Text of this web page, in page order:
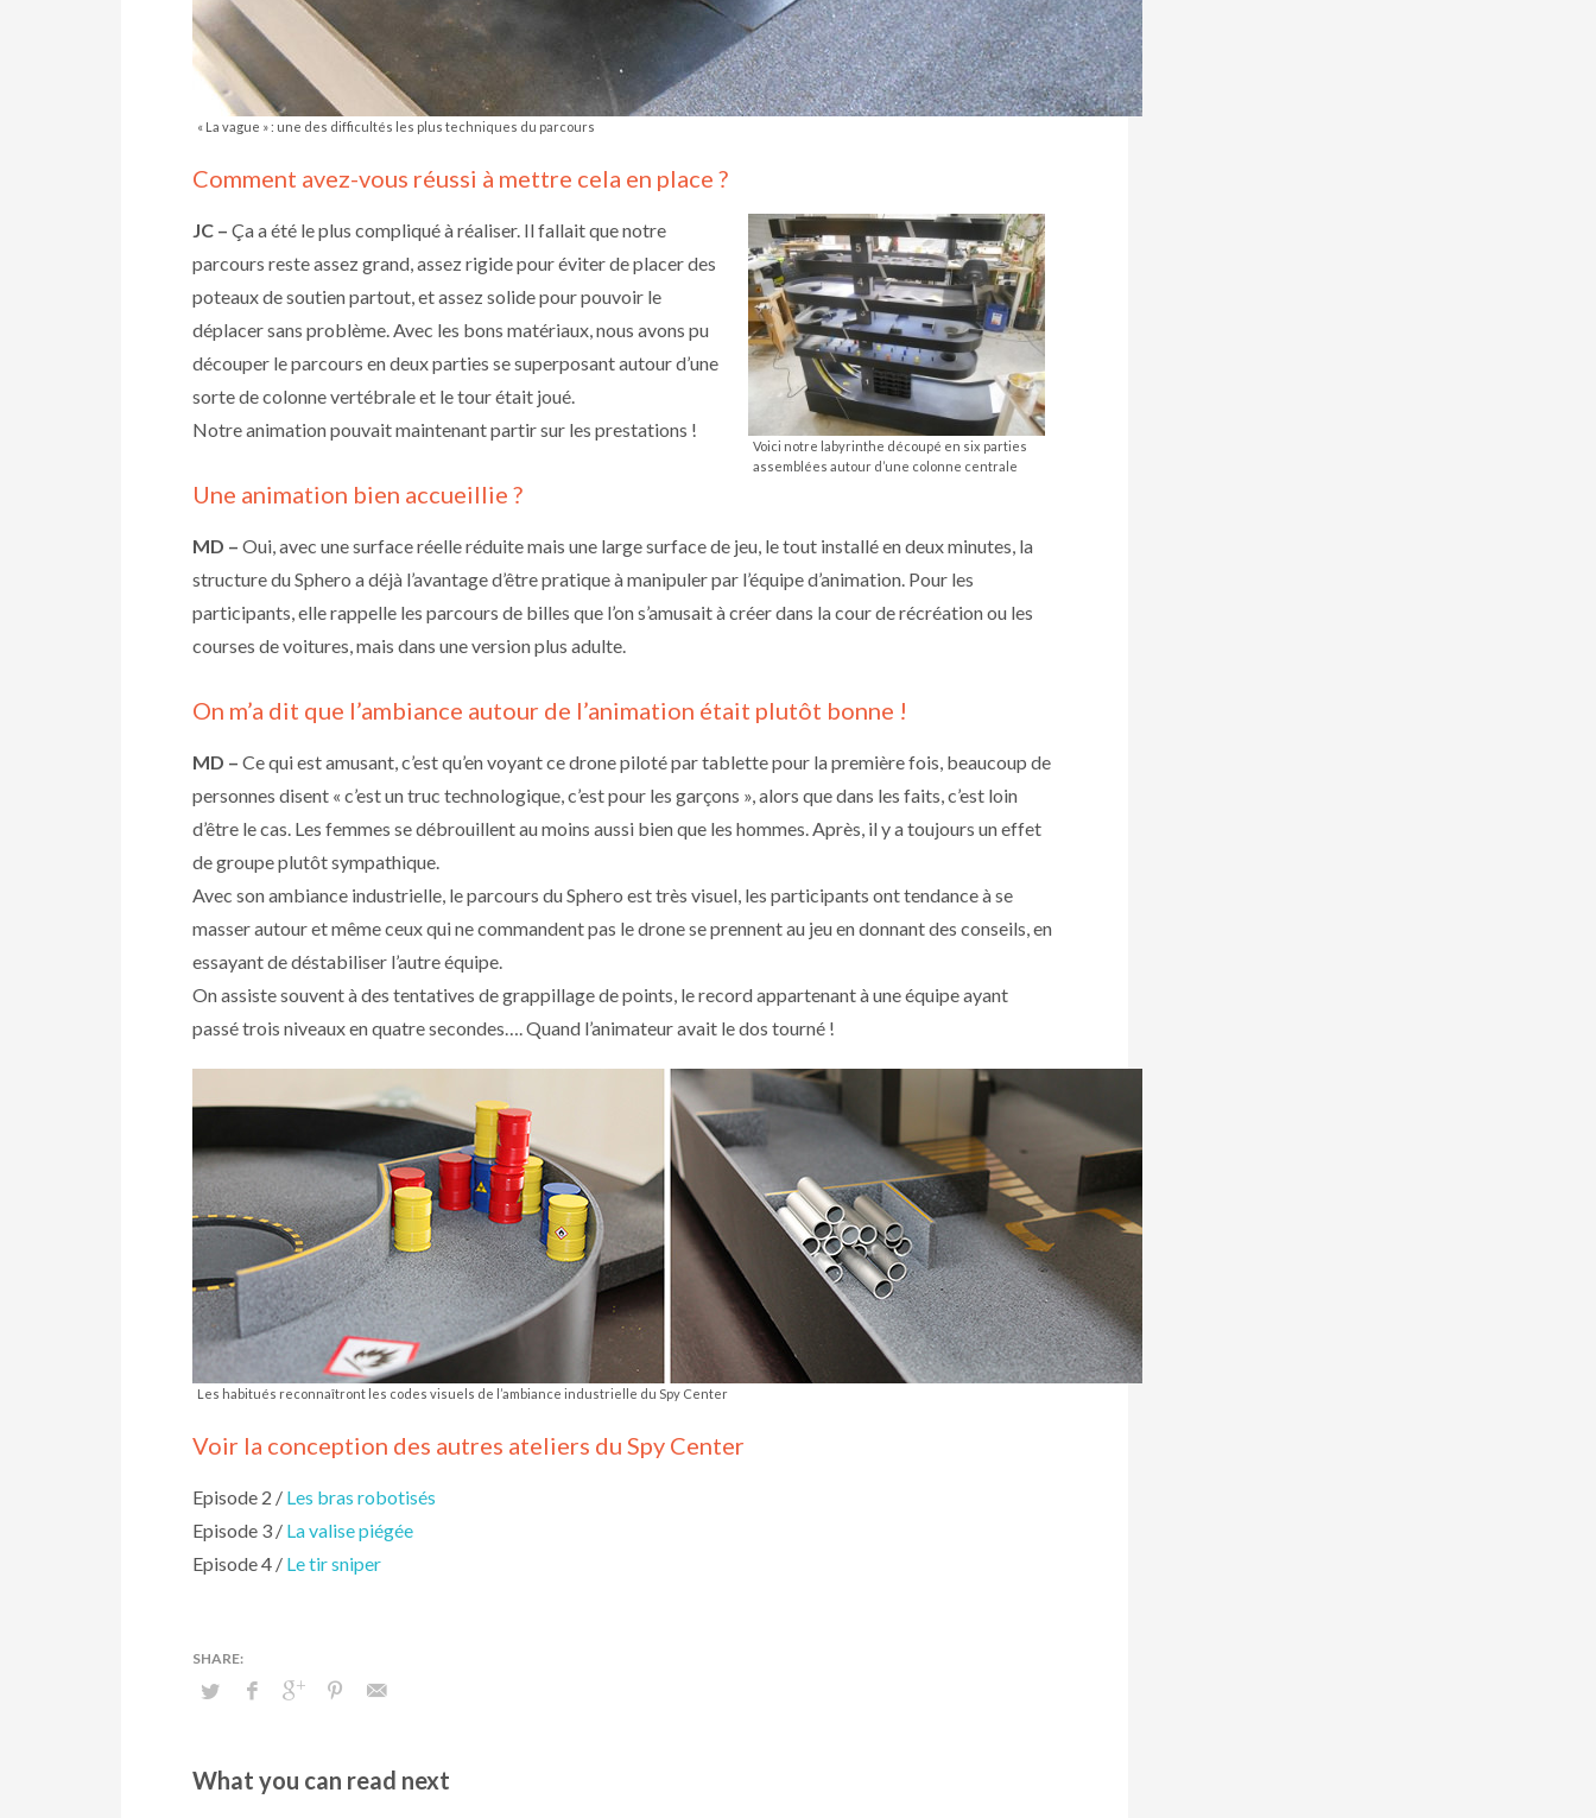
« La vague » : une des difficultés les plus techniques du parcours
Comment avez-vous réussi à mettre cela en place ?
Voici notre labyrinthe découpé en six parties
assemblées autour d’une colonne centrale
JC – Ça a été le plus compliqué à réaliser. Il fallait que notre
parcours reste assez grand, assez rigide pour éviter de placer des
poteaux de soutien partout, et assez solide pour pouvoir le
déplacer sans problème. Avec les bons matériaux, nous avons pu
découper le parcours en deux parties se superposant autour d’une
sorte de colonne vertébrale et le tour était joué.
Notre animation pouvait maintenant partir sur les prestations !
Une animation bien accueillie ?
MD – Oui, avec une surface réelle réduite mais une large surface de jeu, le tout installé en deux minutes, la
structure du Sphero a déjà l’avantage d’être pratique à manipuler par l’équipe d’animation. Pour les
participants, elle rappelle les parcours de billes que l’on s’amusait à créer dans la cour de récréation ou les
courses de voitures, mais dans une version plus adulte.
On m’a dit que l’ambiance autour de l’animation était plutôt bonne !
MD – Ce qui est amusant, c’est qu’en voyant ce drone piloté par tablette pour la première fois, beaucoup de
personnes disent « c’est un truc technologique, c’est pour les garçons », alors que dans les faits, c’est loin
d’être le cas. Les femmes se débrouillent au moins aussi bien que les hommes. Après, il y a toujours un effet
de groupe plutôt sympathique.
Avec son ambiance industrielle, le parcours du Sphero est très visuel, les participants ont tendance à se
masser autour et même ceux qui ne commandent pas le drone se prennent au jeu en donnant des conseils, en
essayant de déstabiliser l’autre équipe.
On assiste souvent à des tentatives de grappillage de points, le record appartenant à une équipe ayant
passé trois niveaux en quatre secondes…. Quand l’animateur avait le dos tourné !
Les habitués reconnaîtront les codes visuels de l’ambiance industrielle du Spy Center
Voir la conception des autres ateliers du Spy Center
Episode 2 / Les bras robotisés
Episode 3 / La valise piégée
Episode 4 / Le tir sniper
What you can read next